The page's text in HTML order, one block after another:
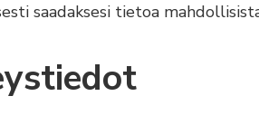
saadaksesi tietoa